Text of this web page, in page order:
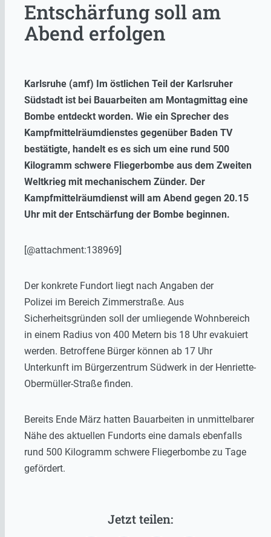
Entschärfung soll am
Abend erfolgen
Karlsruhe (amf) Im östlichen Teil der Karlsruher
Südstadt ist bei Bauarbeiten am Montagmittag eine
Bombe entdeckt worden. Wie ein Sprecher des
Kampfmittelräumdienstes gegenüber Baden TV
bestätigte, handelt es es sich um eine rund 500
Kilogramm schwere Fliegerbombe aus dem Zweiten
Weltkrieg mit mechanischem Zünder. Der
Kampfmittelräumdienst will am Abend gegen 20.15
Uhr mit der Entschärfung der Bombe beginnen.
[@attachment:138969]
Der konkrete Fundort liegt nach Angaben der
Polizei im Bereich Zimmerstraße. Aus
Sicherheitsgründen soll der umliegende Wohnbereich
in einem Radius von 400 Metern bis 18 Uhr evakuiert
werden. Betroffene Bürger können ab 17 Uhr
Unterkunft im Bürgerzentrum Südwerk in der Henriette-
Obermüller-Straße finden.
Bereits Ende März hatten Bauarbeiten in unmittelbarer
Nähe des aktuellen Fundorts eine damals ebenfalls
rund 500 Kilogramm schwere Fliegerbombe zu Tage
gefördert.